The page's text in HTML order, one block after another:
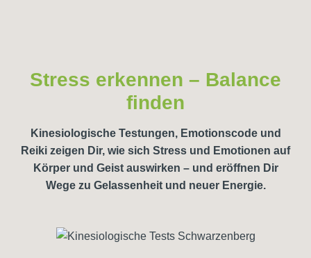
Stress erkennen – Balance
finden
Kinesiologische Testungen, Emotionscode und
Reiki zeigen Dir, wie sich Stress und Emotionen auf
Körper und Geist auswirken – und eröffnen Dir
Wege zu Gelassenheit und neuer Energie.